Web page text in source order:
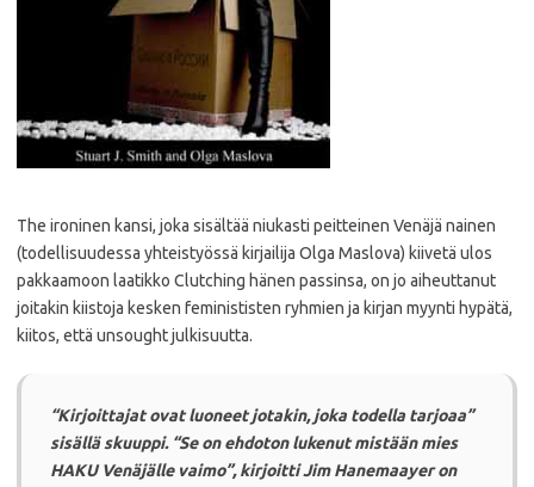
The ironinen kansi, joka sisältää niukasti peitteinen Venäjä nainen
(todellisuudessa yhteistyössä kirjailija Olga Maslova) kiivetä ulos
pakkaamoon laatikko Clutching hänen passinsa, on jo aiheuttanut
joitakin kiistoja kesken feminististen ryhmien ja kirjan myynti hypätä,
kiitos, että unsought julkisuutta.
“Kirjoittajat ovat luoneet jotakin, joka todella tarjoaa”
sisällä skuuppi. “Se on ehdoton lukenut mistään mies
HAKU Venäjälle vaimo”, kirjoitti Jim Hanemaayer on